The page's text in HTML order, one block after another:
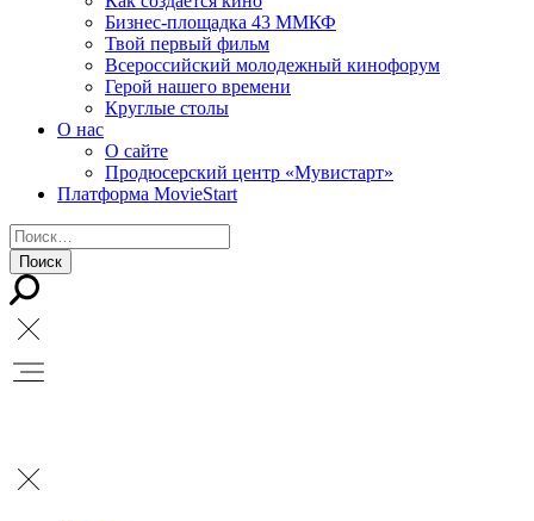
Бизнес-площадка 43 ММКФ
Твой первый фильм
Всероссийский молодежный кинофорум
Герой нашего времени
Круглые столы
О нас
О сайте
Продюсерский центр «Мувистарт»
Платформа MovieStart